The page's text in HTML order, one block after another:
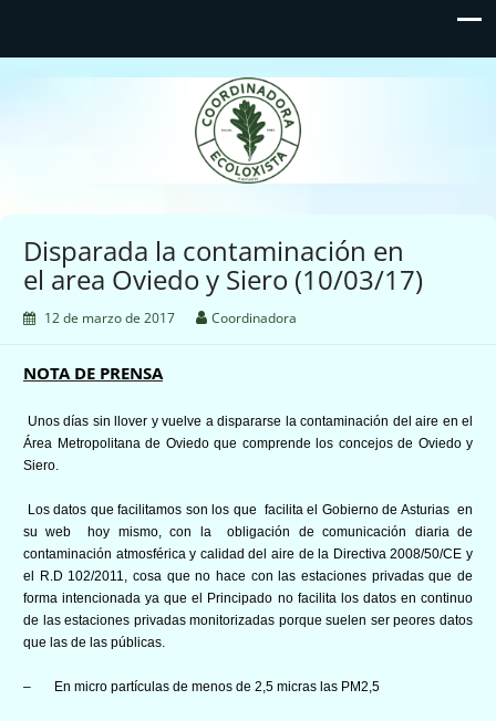
Coordinadora Ecoloxista
d'Asturies
Disparada la contaminación en
el area Oviedo y Siero (10/03/17)
12 de marzo de 2017 Coordinadora
NOTA DE PRENSA
Unos días sin llover y vuelve a dispararse la contaminación del aire en el
Área Metropolitana de Oviedo que comprende los concejos de Oviedo y
Siero.
Los datos que facilitamos son los que facilita el Gobierno de Asturias en
su web hoy mismo, con la
obligación de comunicación diaria de
contaminación atmosférica y calidad del aire de la Directiva 2008/50/CE y
el R.D 102/2011, cosa que no hace con las estaciones privadas que de
forma intencionada ya que el Principado no facilita los datos en continuo
de las estaciones privadas monitorizadas porque suelen ser peores datos
que las de las públicas.
– En micro partículas de menos de 2,5 micras las PM2,5